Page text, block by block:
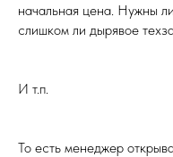
начальная цена.
слишком ли дырявое
И т.п.
То есть менеджер